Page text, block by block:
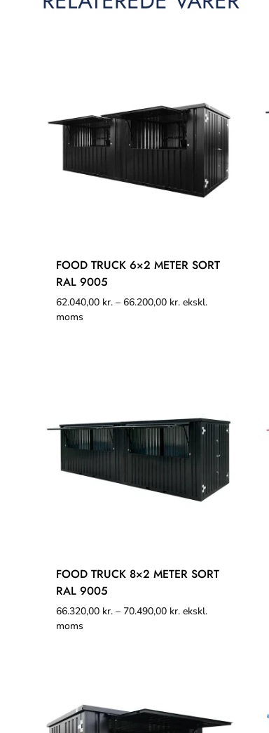
FOOD TRUCK 6×2 METER SORT
RAL 9005
62.040,00 kr. – 66.200,00 kr. ekskl.
moms
FOOD TRUCK 8×2 METER SORT
RAL 9005
66.320,00 kr. – 70.490,00 kr. ekskl.
moms